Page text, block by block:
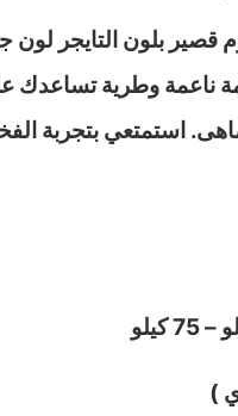
قصير بلون التايجر
استمتعي بتجربة
)